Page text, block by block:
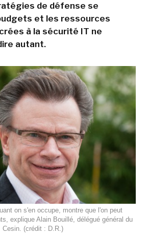
de défense se
et les ressources
à la sécurité IT ne
autant.
on s'en occupe, montre que l'on peut
explique Alain Bouillé, délégué général du
Cesin. (crédit : D.R.)